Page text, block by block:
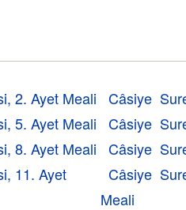
2. Ayet Meali
Câsiye
5. Ayet Meali
Câsiye
8. Ayet Meali
Câsiye
11. Ayet
Câsiye
Meali